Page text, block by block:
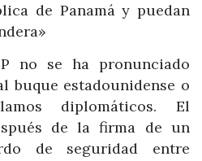
de Panamá y puedan
no se ha pronunciado
buque estadounidense o
diplomáticos. El
de la firma de un
de seguridad entre